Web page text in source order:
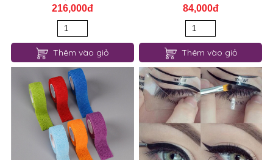
216,000đ
Thêm vào giỏ
84,000đ
Thêm vào giỏ